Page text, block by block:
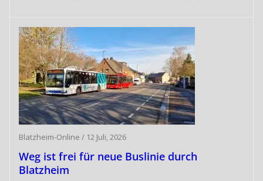
Blatzheim-Online / 12 Juli, 2026
Weg ist frei für neue Buslinie durch
Blatzheim